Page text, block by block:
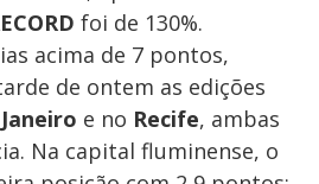
foi de 130%.
acima de 7 pontos,
de ontem as edições
e no Recife, ambas
Na capital fluminense, o